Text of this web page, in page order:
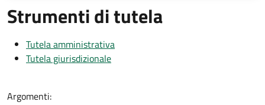
Strumenti di tutela
Tutela amministrativa
Tutela giurisdizionale
Argomenti: